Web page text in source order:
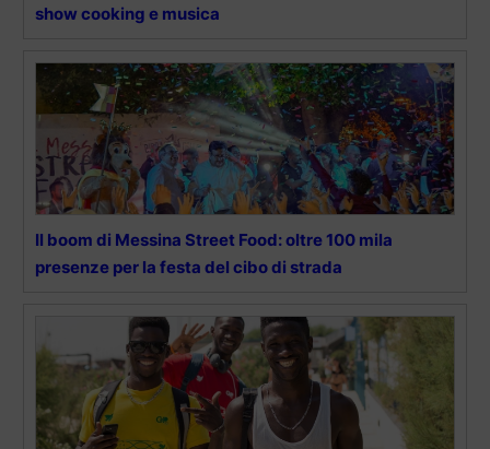
show cooking e musica
Il boom di Messina Street Food: oltre 100 mila
presenze per la festa del cibo di strada